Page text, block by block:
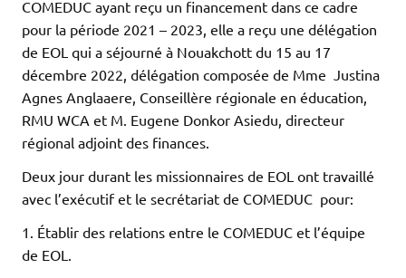
COMEDUC ayant reçu un financement dans ce cadre
pour la période 2021 – 2023, elle a reçu une délégation
de EOL qui a séjourné à Nouakchott du 15 au 17
décembre 2022, délégation composée de Mme Justina
Agnes Anglaaere, Conseillère régionale en éducation,
RMU WCA et M. Eugene Donkor Asiedu, directeur
régional adjoint des finances.
Deux jour durant les missionnaires de EOL ont travaillé
avec l’exécutif et le secrétariat de COMEDUC pour:
1. Établir des relations entre le COMEDUC et l’équipe
de EOL.